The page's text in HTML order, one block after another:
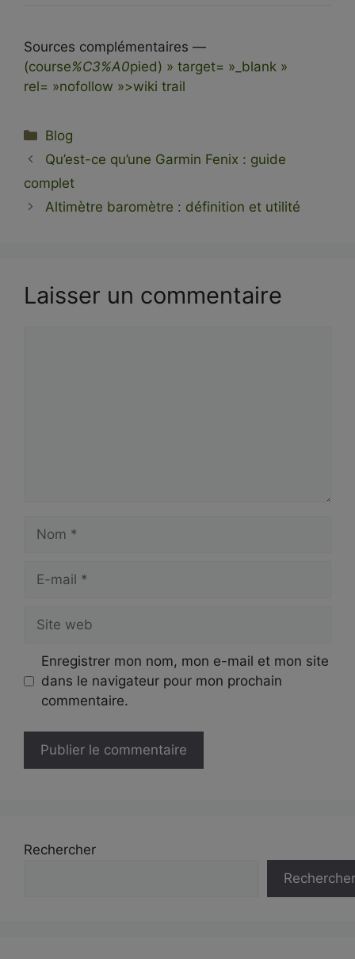
Sources complémentaires —
(course%C3%A0pied) » target= »_blank »
rel= »nofollow »>wiki trail
Catégories
Blog
Qu’est-ce qu’une Garmin Fenix : guide
complet
Altimètre baromètre : définition et utilité
Laisser un commentaire
Nom
Site
Enregistrer mon nom, mon e-mail et mon site
dans le navigateur pour mon prochain
commentaire.
Rechercher
Rechercher